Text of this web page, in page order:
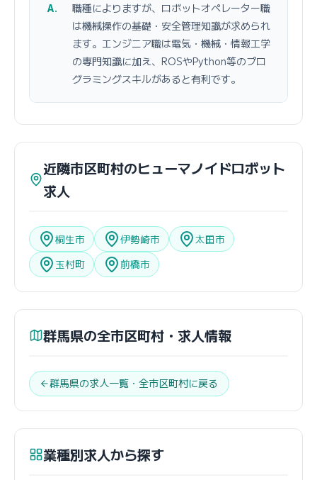
職種によりますが、ロボットオペレーター職
は機械操作の基礎・安全管理知識が求められ
ます。エンジニア職は電気・機械・情報工学
の専門知識に加え、ROSやPython等のプロ
グラミングスキルがあると有利です。
近隣市区町村のヒューマノイドロボット
求人
桐生市 伊勢崎市
太田市
玉村町
前橋市
群馬県の全市区町村・求人情報
群馬県の求人一覧・全市区町村に戻る
業種別求人から探す